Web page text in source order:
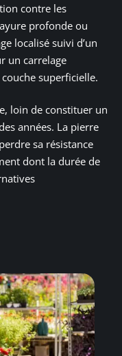
contre les
profonde ou
localisé suivi d’un
un carrelage
superficielle.
loin de constituer un
années. La pierre
sa résistance
dont la durée de